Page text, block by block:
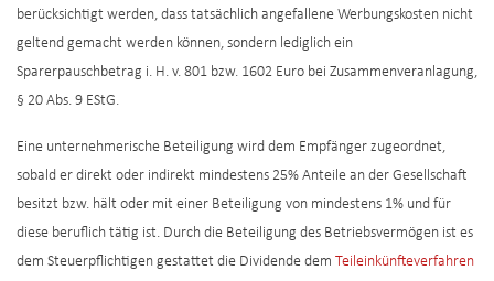
berücksichtigt werden, dass tatsächlich angefallene Werbungskosten nicht
geltend gemacht werden können, sondern lediglich ein
Sparerpauschbetrag i. H. v. 801 bzw. 1602 Euro bei Zusammenveranlagung,
§ 20 Abs. 9 EStG.
Eine unternehmerische Beteiligung wird dem Empfänger zugeordnet,
sobald er direkt oder indirekt mindestens 25% Anteile an der Gesellschaft
besitzt bzw. hält oder mit einer Beteiligung von mindestens 1% und für
diese beruflich tätig ist. Durch die Beteiligung des Betriebsvermögen ist es
dem Steuerpflichtigen gestattet die Dividende dem Teileinkünfteverfahren